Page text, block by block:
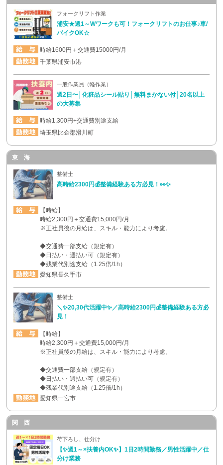
フォークリフト作業
浦安★週1～Wワークも可！フォークリフトのお仕事♪車/
バイクOK☆
時給1600円＋交通費15000円/月
千葉県浦安市港
一般作業員（軽作業）
週2日〜│化粧品シール貼り│無料まかない付│20名以上
の大募集
時給1,300円+交通費別途支給
埼玉県比企郡滑川町
東 海
整備士
高時給2300円💰整備経験ある方必見！👀✨
【時給】
時給2,300円＋交通費15,000円/月
※正社員後の月給は、スキル・能力により考慮。
◆交通費一部支給（規定有）
◆日払い・週払い可（規定有）
◆残業代別途支給（1.25倍/1h）
愛知県長久手市
整備士
＼✨20,30代活躍中✨／高時給2300円💰整備経験ある方必
見！
【時給】
時給2,300円＋交通費15,000円/月
※正社員後の月給は、スキル・能力により考慮。
◆交通費一部支給（規定有）
◆日払い・週払い可（規定有）
◆残業代別途支給（1.25倍/1h）
愛知県一宮市
関 西
荷下ろし、仕分け
【✨週1～×扶養内OK✨】1日2時間勤務／男性活躍中／仕
分け業務